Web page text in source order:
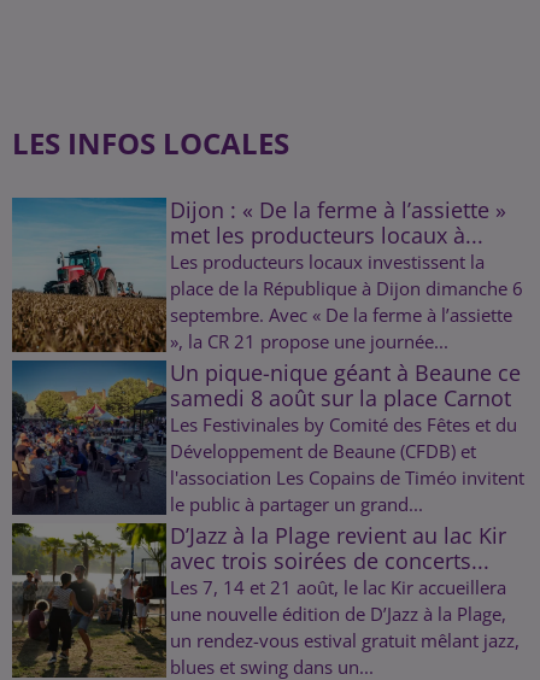
LES INFOS LOCALES
Dijon : « De la ferme à l’assiette »
met les producteurs locaux à...
Les producteurs locaux investissent la
place de la République à Dijon dimanche 6
septembre. Avec « De la ferme à l’assiette
», la CR 21 propose une journée...
Un pique-nique géant à Beaune ce
samedi 8 août sur la place Carnot
Les Festivinales by Comité des Fêtes et du
Développement de Beaune (CFDB) et
l'association Les Copains de Timéo invitent
le public à partager un grand...
D’Jazz à la Plage revient au lac Kir
avec trois soirées de concerts...
Les 7, 14 et 21 août, le lac Kir accueillera
une nouvelle édition de D’Jazz à la Plage,
un rendez-vous estival gratuit mêlant jazz,
blues et swing dans un...